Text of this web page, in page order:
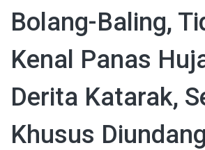
Bolang-Baling,
Kenal Panas
Derita Katarak,
Khusus